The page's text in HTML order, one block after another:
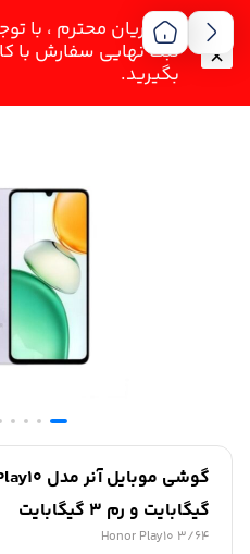
مشتریان محترم ، با
ثبت نهایی سفارش با
بگیرید.
گیگابایت و رم 3 گیگابایت
Honor Play10 3/64